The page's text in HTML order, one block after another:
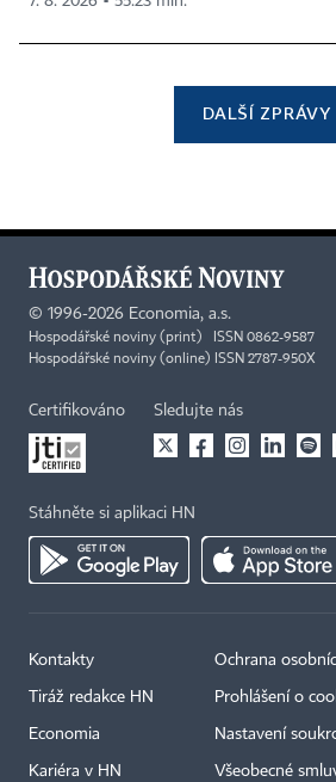
DALŠÍ ZPRÁVY
© 1996-2026 Economia, a.s.
Hospodářské noviny (print) ISSN 0862-9587
Hospodářské noviny (online) ISSN 2787-950X
Certifikováno Sledujte nás
Stáhněte si aplikaci HN
Kontakty
Tiráž redakce HN
Economia
Kariéra v HN
Ochrana
Prohlášení o
Nastavení
Všeobecné